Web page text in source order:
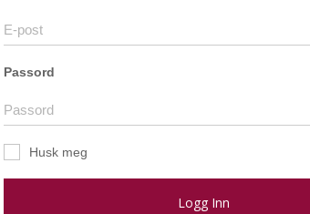
Passord
Husk meg
Logg Inn